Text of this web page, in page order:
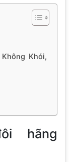
Khói,
hãng